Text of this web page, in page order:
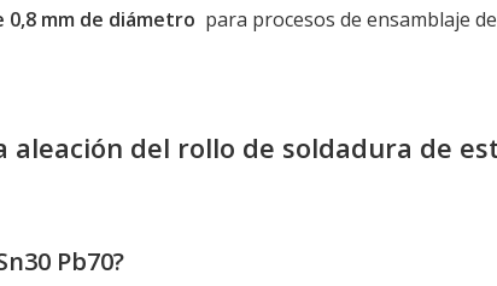
0,8 mm de diámetro para procesos de ensamblaje de
aleación del rollo de soldadura de
Pb70?